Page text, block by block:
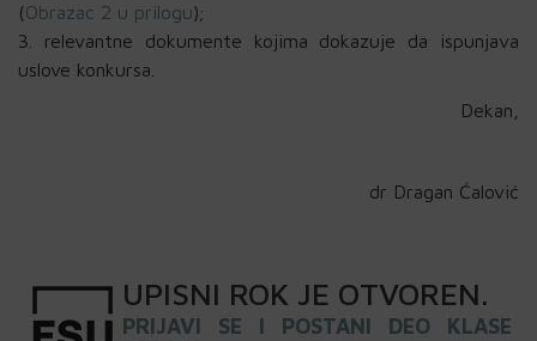
(Obrazac 2 u prilogu);
relevantne dokumente kojima dokazuje da ispunjava
uslove konkursa.
Dekan,
dr Dragan Ćalović
UPISNI ROK JE OTVOREN.
PRIJAVI SE I POSTANI DEO KLASE